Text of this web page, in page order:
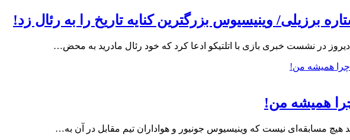
برزیلی/ وینیسیوس بزرگترین کنایه تاریخ را به رئال زد!
در نشست خبری بازی با اتلتیکو ادعا کرد که خود رئال مادرید به محض…
همیشه من!
مسابقه‌ای نیست که وینیسیوس جونیور و هواداران تیم مقابل در آن به…